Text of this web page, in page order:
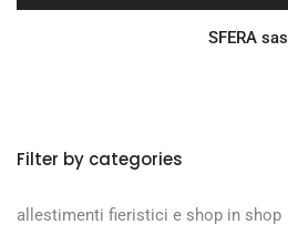
SFERA sas
Filter by categories
allestimenti fieristici e shop in shop